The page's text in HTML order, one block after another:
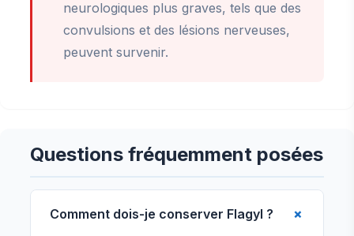
neurologiques plus graves, tels que des
convulsions et des lésions nerveuses,
peuvent survenir.
Questions fréquemment posées
Comment dois-je conserver Flagyl ?